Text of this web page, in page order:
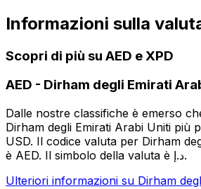
Informazioni sulla
Scopri di più su AED e XPD
AED - Dirham degli Emirati
Dalle nostre classifiche è emerso
Dirham degli Emirati Arabi Uniti più
USD. Il codice valuta per Dirham
è AED. Il simbolo della valuta è د.إ.
Ulteriori informazioni su Dirham